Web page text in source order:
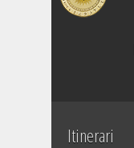
Itinerari